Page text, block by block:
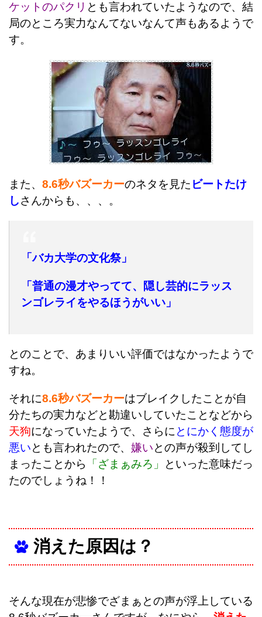
ケットのパクリ とも言われていたようなので、結
局のところ実力なんてないなんて声もあるようで
す。
また、 8.6秒バズーカーのネタを見た ビートたけ
しさんからも、、、。
「バカ大学の文化祭」
「普通の漫才やってて、隠し芸的にラッス
ンゴレライをやるほうがいい」
とのことで、あまりいい評価ではなかったようで
すね。
それに8.6秒バズーカーはブレイクしたことが自
分たちの実力などと勘違いしていたことなどから
天狗になっていたようで、さらにとにかく態度が
悪いとも言われたので、 嫌いとの声が殺到してし
まったことから
「ざまぁみろ」
といった意味だっ
たのでしょうね！！
消えた原因は？
そんな現在が悲惨でざまぁとの声が浮上している